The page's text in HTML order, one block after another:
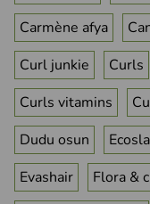
Carmène afya
Curl junkie
Curls
Curls vitamins
Dudu osun
Evashair
Flora &